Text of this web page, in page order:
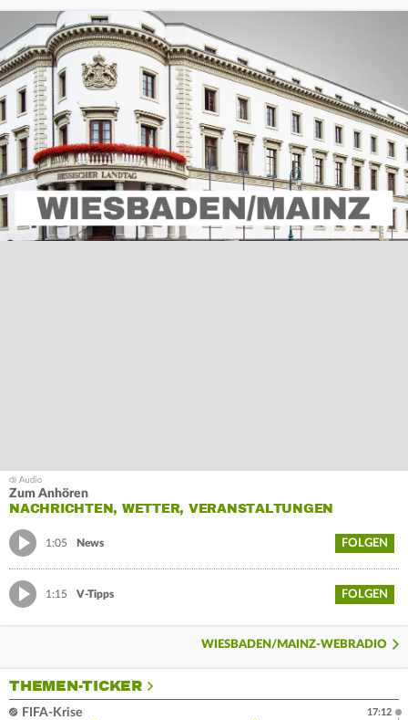
Zum Anhören
NACHRICHTEN, WETTER, VERANSTALTUNGEN
1:05 News FOLGEN
1:15 V-Tipps FOLGEN
WIESBADEN/MAINZ-WEBRADIO
THEMEN-TICKER
FIFA-Krise
17:12